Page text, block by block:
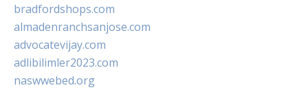
bradfordshops.com
almadenranchsanjose.com
advocatevijay.com
adlibilimler2023.com
naswwebed.org